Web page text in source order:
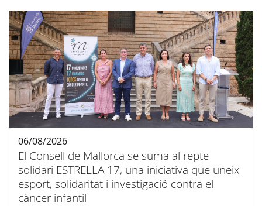
El Consell de Mallorca se suma al repte
solidari ESTRELLA 17, una iniciativa que uneix
esport, solidaritat i investigació contra el
càncer infantil
06/08/2026